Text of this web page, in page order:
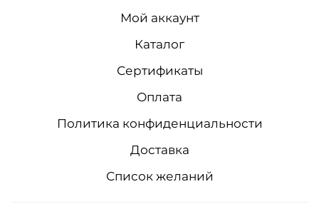
Мой аккаунт
Каталог
Сертификаты
Оплата
Политика конфиденциальности
Доставка
Список желаний